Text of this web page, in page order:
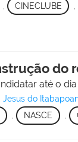
CINECLUBE
do
até o
do
, NASCE ,